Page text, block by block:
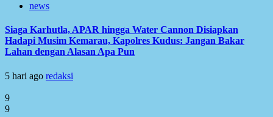
news
Siaga Karhutla, APAR hingga Water Cannon Disiapkan
Hadapi Musim Kemarau, Kapolres Kudus: Jangan Bakar
Lahan dengan Alasan Apa Pun
5 hari ago redaksi
9
9